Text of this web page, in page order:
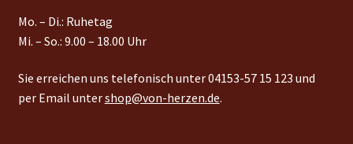
Mo. – Di.: Ruhetag
Mi. – So.: 9.00 – 18.00 Uhr
Sie erreichen uns telefonisch unter 04153-57 15 123 und
per Email untershop@von-herzen.de.